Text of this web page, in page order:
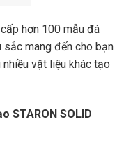
hơn 100 mẫu đá
mang đến cho bạn
vật liệu khác tạo
STARON SOLID